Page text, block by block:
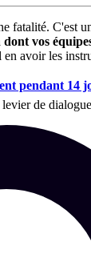
fatalité. C'est
vos
avoir les
pendant 14
de